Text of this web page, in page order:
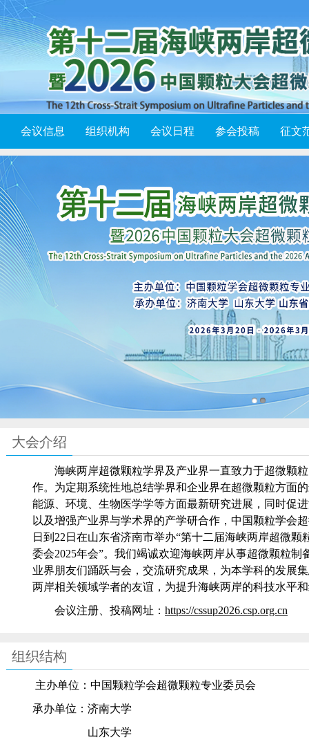
会议信息 组织机构 会议日程 参会投稿 征文
大会介绍
海峡两岸超微颗粒学界及产业界一直致力于超微颗
作。为定期系统性地总结学界和企业界在超微颗粒方面
能源、环境、生物医学学等方面最新研究进展，同时促
以及增强产业界与学术界的产学研合作，中国颗粒学会
日到 22 日在山东省济南市举办“第十二届海峡两岸超微颗
委会2025年会”。我们竭诚欢迎海峡两岸从事超微颗粒
业界朋友们踊跃与会，交流研究成果，为本学科的发展
两岸相关领域学者的友谊，为提升海峡两岸的科技水平
会议注册、投稿网址： https://cssup2026.csp.org.cn
组织结构
主办单位：中国颗粒学会超微颗粒专业委员会
承办单位：济南大学
山东大学